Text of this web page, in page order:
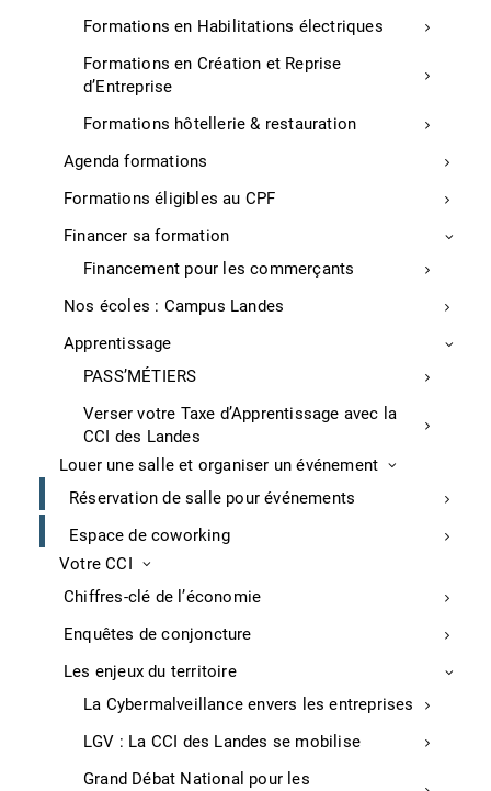
Formations en Habilitations électriques
Formations en Création et Reprise
d’Entreprise
Formations hôtellerie & restauration
Agenda formations
Formations éligibles au CPF
Financer sa formation
Financement pour les commerçants
Nos écoles : Campus Landes
Apprentissage
PASS’MÉTIERS
Verser votre Taxe d’Apprentissage avec la
CCI des Landes
Louer une salle et organiser un événement
Réservation de salle pour événements
Espace de coworking
Votre CCI
Chiffres-clé de l’économie
Enquêtes de conjoncture
Les enjeux du territoire
La Cybermalveillance envers les entreprises
LGV : La CCI des Landes se mobilise
Grand Débat National pour les
Créer une micro-entreprise
Créer son entreprise
Reprendre une entreprise
Rejoindre un réseau d’entrepreneurs
entreprise
Trouver des financements
Les formalités
Carte commerçant ambulant
Carte agent immobilier
Formalités internationales
Développer ses compétences
Agenda formations
Financer sa formation
Nos écoles : Campus Landes
CCI des Landes
Les membres du bureau de la CCI des Landes
Le Comité de direction de la CCI des Landes
Events by CCI Landes
Rapports d’activité
Presse